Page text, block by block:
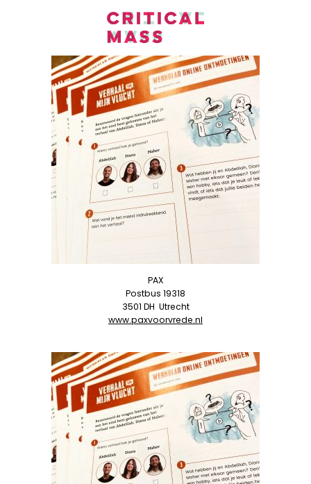
PAX
Postbus 19318
3501 DH Utrecht
www.paxvoorvrede.nl